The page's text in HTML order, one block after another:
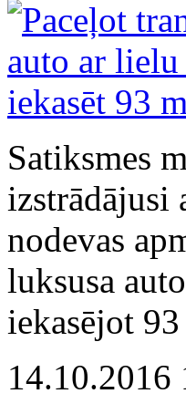
Satiksmes
izstrādājusi
nodevas
luksusa
iekasējot
14.10.2016